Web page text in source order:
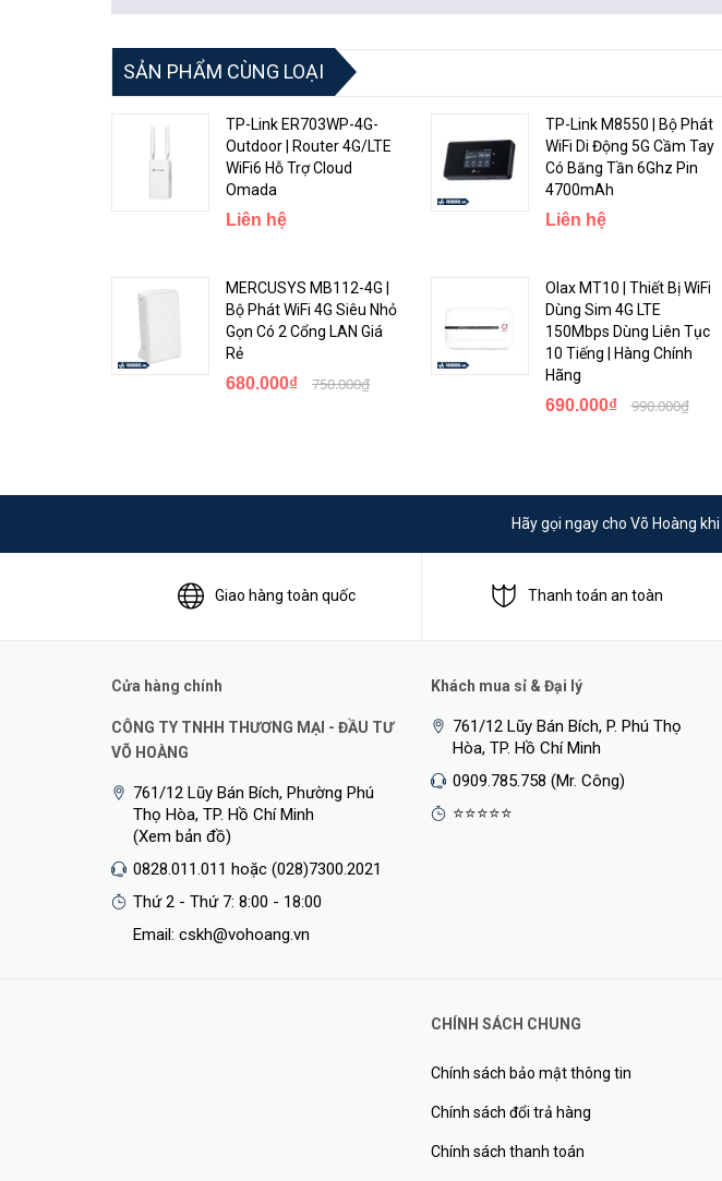
🌟Alcatel HH70 hỗ trợ băng tần kép 2.4Ghz & 5Ghz và Wi-Fi chuẩn 802.11ac Wave 2
Thông số kỹ thuật:
* Bộ định tuyến WiFi 4G LTE có cổng Ethernet
* Chipset: Qualcomm MDM9240-1 LTE Cat 7
* WLAN: Wi-Fi 802.11 a / b / g / n / ac, băng tần kép (2.4GHz & 5GHz), 2 x 2 MIMO
* Hỗ trợ tối đa 64 người dùng Wi-Fi
- Khe cắm thẻ Sim Nano
- Cổng RJ45 2x 1000Mbps (WAN / LAN)
Bộ sạc AC / DC
Thiết kế sang trọng hiện đại
SẢN PHẨM CÙNG LOẠI
TP-Link ER703WP-4G-
Outdoor | Router 4G/LTE
WiFi6 Hỗ Trợ Cloud
Omada
Liên hệ
TP-Link M8550 | Bộ Phát
WiFi Di Động 5G Cầm Tay
Có Băng Tần 6Ghz Pin
4700mAh
Liên hệ
MERCUSYS MB112-4G |
Bộ Phát WiFi 4G Siêu Nhỏ
Gọn Có 2 Cổng LAN Giá
Rẻ
680.000₫ 750.000₫
Olax MT10 | Thiết Bị WiFi
Dùng Sim 4G LTE
150Mbps Dùng Liên Tục
10 Tiếng | Hàng Chính
Hãng
690.000₫ 990.000₫
Hãy gọi ngay cho Võ Hoàng
Giao hàng toàn quốc Thanh toán an toàn
Cửa hàng chính
CÔNG TY TNHH THƯƠNG MẠI - ĐẦU TƯ
VÕ HOÀNG
761/12 Lũy Bán Bích, Phường Phú
Thọ Hòa, TP. Hồ Chí Minh
(Xem bản đồ)
0828.011.011 hoặc (028)7300.2021
Thứ 2 - Thứ 7: 8:00 - 18:00
Email: cskh@vohoang.vn
Khách mua sỉ & Đại lý
761/12 Lũy Bán Bích, P. Phú Thọ
Hòa, TP. Hồ Chí Minh
0909.785.758 (Mr. Công)
⭐⭐⭐⭐⭐
CHÍNH SÁCH CHUNG
Chính sách bảo mật thông tin
Chính sách đổi trả hàng
Chính sách thanh toán